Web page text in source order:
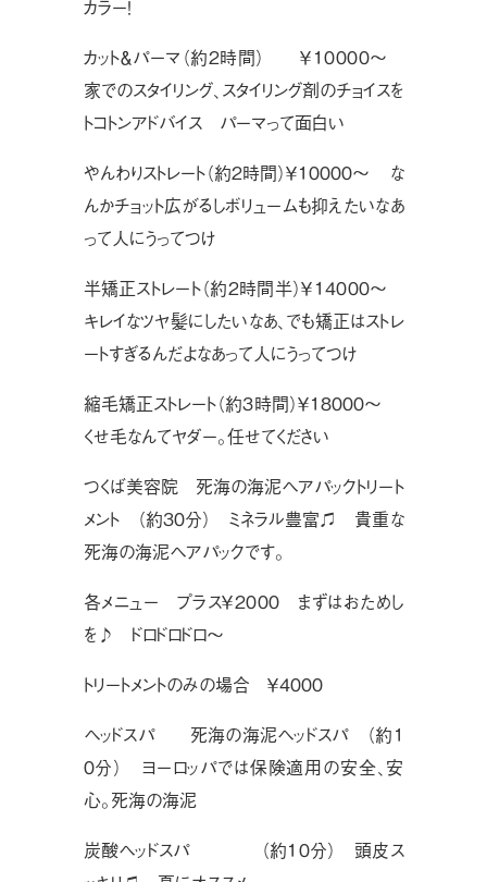
カラー！
カット＆パーマ（約２時間） ￥１００００〜
家でのスタイリング、スタイリング剤のチョイスを
トコトンアドバイス パーマって面白い
やんわりストレート（約２時間）￥１００００〜 な
んかチョット広がるしボリュームも抑えたいなあ
って人にうってつけ
半矯正ストレート（約２時間半）￥１４０００〜
キレイなツヤ髪にしたいなあ、でも矯正はストレ
ートすぎるんだよなあって人にうってつけ
縮毛矯正ストレート（約３時間）￥１８０００〜
くせ毛なんてヤダー。任せてください
つくば美容院 死海の海泥ヘアパックトリート
メント （約３０分） ミネラル豊富♫ 貴重な
死海の海泥ヘアパックです。
各メニュー プラス￥２０００ まずはおためし
を♪ ドロドロドロ〜
トリートメントのみの場合 ￥４０００
ヘッドスパ 死海の海泥ヘッドスパ （約１
０分） ヨーロッパでは保険適用の安全、安
心。死海の海泥
炭酸ヘッドスパ （約１０分） 頭皮ス